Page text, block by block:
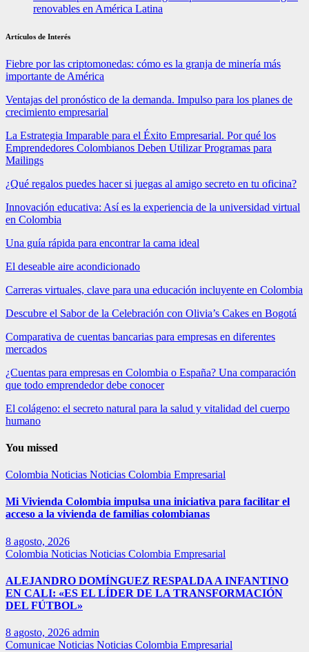
renovables en América Latina
Artículos de Interés
Fiebre por las criptomonedas: cómo es la granja de minería más
importante de América
Ventajas del pronóstico de la demanda. Impulso para los planes de
crecimiento empresarial
La Estrategia Imparable para el Éxito Empresarial. Por qué los
Emprendedores Colombianos Deben Utilizar Programas para
Mailings
¿Qué regalos puedes hacer si juegas al amigo secreto en tu oficina?
Innovación educativa: Así es la experiencia de la universidad virtual
en Colombia
Una guía rápida para encontrar la cama ideal
El deseable aire acondicionado
Carreras virtuales, clave para una educación incluyente en Colombia
Descubre el Sabor de la Celebración con Olivia’s Cakes en Bogotá
Comparativa de cuentas bancarias para empresas en diferentes
mercados
¿Cuentas para empresas en Colombia o España? Una comparación
que todo emprendedor debe conocer
El colágeno: el secreto natural para la salud y vitalidad del cuerpo
humano
You missed
Colombia Noticias Noticias Colombia Empresarial
Mi Vivienda Colombia impulsa una iniciativa para facilitar el
acceso a la vivienda de familias colombianas
8 agosto, 2026
Colombia Noticias Noticias Colombia Empresarial
ALEJANDRO DOMÍNGUEZ RESPALDA A INFANTINO
EN CALI: «ES EL LÍDER DE LA TRANSFORMACIÓN
DEL FÚTBOL»
8 agosto, 2026 admin
Comunicae Noticias Noticias Colombia Empresarial